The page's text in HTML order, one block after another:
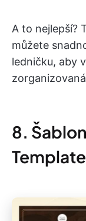
A to nejlepší?
můžete
ledničku, aby
8.